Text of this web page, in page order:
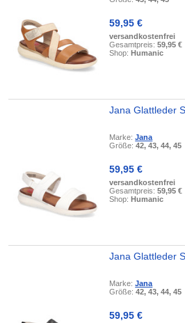
59,95 €
versandkostenfrei
Gesamtpreis:59,95 €
Shop:Humanic
Jana Glattleder
Marke:Jana
Größe:42, 43, 44, 45
59,95 €
versandkostenfrei
Gesamtpreis:59,95 €
Shop:Humanic
Jana Glattleder
Marke:Jana
Größe:42, 43, 44, 45
59,95 €